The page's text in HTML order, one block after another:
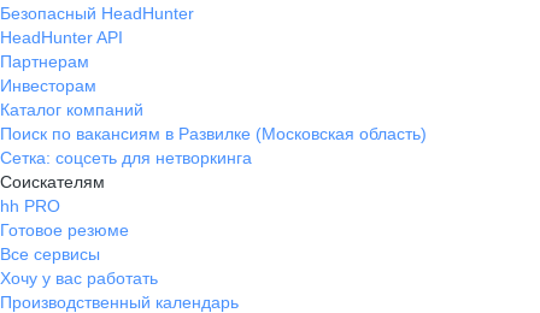
Безопасный HeadHunter
HeadHunter API
Партнерам
Инвесторам
Каталог компаний
Поиск по вакансиям в Развилке (Московская область)
Сетка: соцсеть для нетворкинга
Соискателям
hh PRO
Готовое резюме
Все сервисы
Хочу у вас работать
Производственный календарь